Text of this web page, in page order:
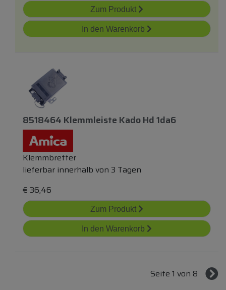
Zum Produkt
In den Warenkorb
8518464 Klemmleiste Kado Hd 1da6
Klemmbretter
lieferbar innerhalb von 3 Tagen
€ 36,46
Zum Produkt
In den Warenkorb
Seite 1 von 8